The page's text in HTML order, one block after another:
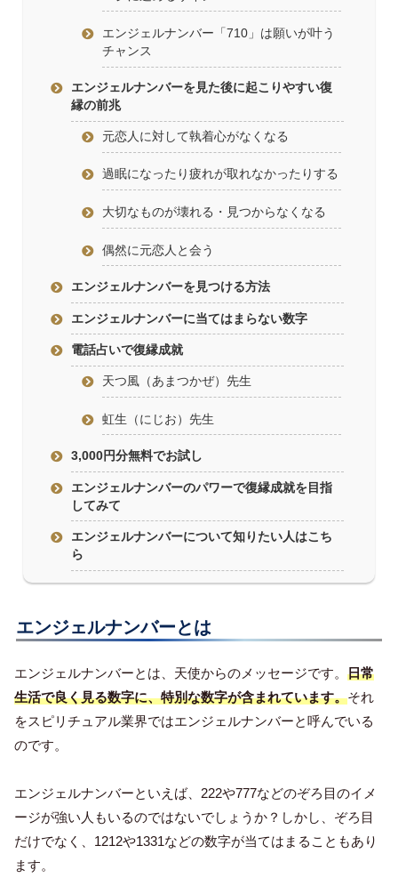
エンジェルナンバー「710」は願いが叶う
チャンス
エンジェルナンバーを見た後に起こりやすい復
縁の前兆
元恋人に対して執着心がなくなる
過眠になったり疲れが取れなかったりする
大切なものが壊れる・見つからなくなる
偶然に元恋人と会う
エンジェルナンバーを見つける方法
エンジェルナンバーに当てはまらない数字
電話占いで復縁成就
天つ風（あまつかぜ）先生
虹生（にじお）先生
3,000円分無料でお試し
エンジェルナンバーのパワーで復縁成就を目指
してみて
エンジェルナンバーについて知りたい人はこち
ら
エンジェルナンバーとは
エンジェルナンバーとは、天使からのメッセージです。 日常
生活で良く見る数字に、特別な数字が含まれています。それ
をスピリチュアル業界ではエンジェルナンバーと呼んでいる
のです。
エンジェルナンバーといえば、222や777などのぞろ目のイメ
ージが強い人もいるのではないでしょうか？しかし、ぞろ目
だけでなく、1212や1331などの数字が当てはまることもあり
ます。